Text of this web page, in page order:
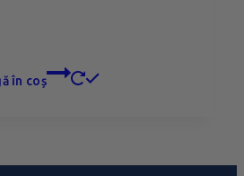
în coș